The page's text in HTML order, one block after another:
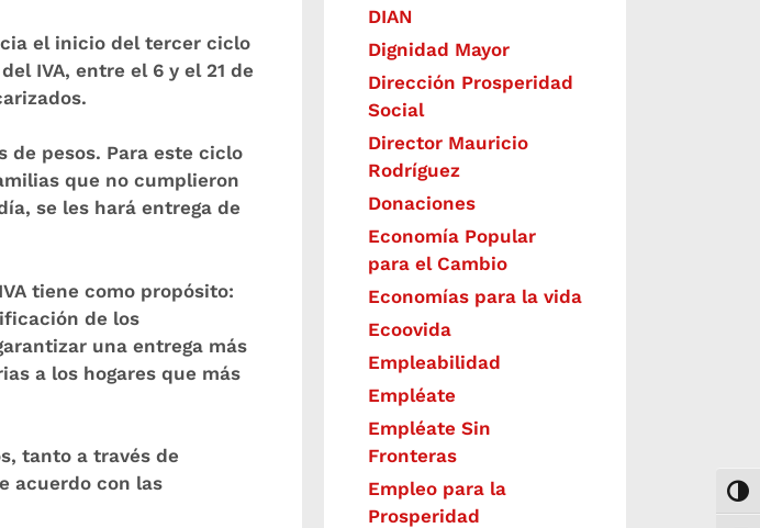
el inicio del tercer ciclo
IVA, entre el 6 y el 21 de
de pesos. Para este ciclo
que no cumplieron
se les hará entrega de
tiene como propósito:
de los
una entrega más
a los hogares que más
tanto a través de
acuerdo con las
DIAN
Dignidad Mayor
Dirección Prosperidad
Social
Director Mauricio
Rodríguez
Donaciones
Economía Popular
para el Cambio
Economías para la vida
Ecoovida
Empleabilidad
Empléate
Empléate Sin
Fronteras
Empleo para la
Prosperidad